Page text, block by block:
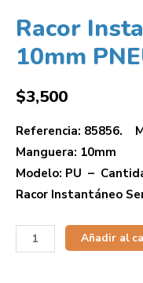
Racor
10mm
$3,500
Referencia: 85856.
Manguera: 10mm
Modelo: PU –
Racor Instantáneo
Añadir al